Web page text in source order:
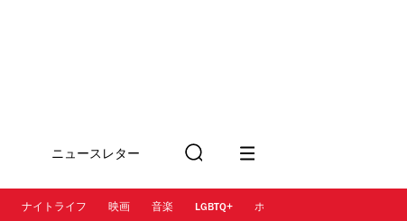
ニュースレター
に登録
索
ナイトライフ 映画 音楽 LGBTQ+ ホテル